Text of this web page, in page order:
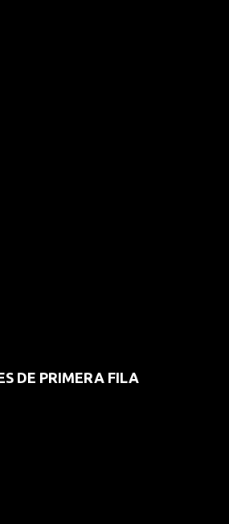
DE PRIMERA FILA